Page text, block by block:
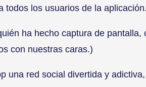
todos los usuarios de la aplicación.
ha hecho captura de
con nuestras caras.)
una red social divertida y